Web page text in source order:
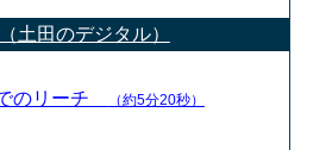
土田のデジタル）
のリーチ （約5分20秒）